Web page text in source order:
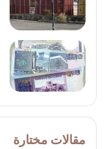
مقالات مختارة